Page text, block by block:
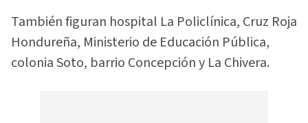
También figuran hospital La Policlínica, Cruz Roja
Hondureña, Ministerio de Educación Pública,
colonia Soto, barrio Concepción y La Chivera.